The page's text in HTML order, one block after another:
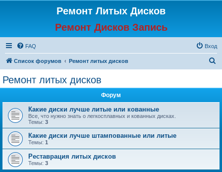
Ремонт Литых Дисков
Ремонт Дисков Запись
FAQ Вход
Список форумов Ремонт литых дисков
Ремонт литых дисков
Форум
Какие диски лучше литые или кованные
Все, что нужно знать о легкосплавных и кованных дисках.
Темы: 3
Какие диски лучше штампованные или литые
Темы: 1
Реставрация литых дисков
Темы: 3